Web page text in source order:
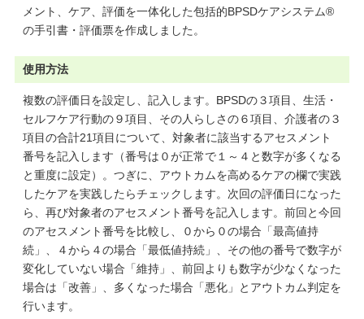
メント、ケア、評価を一体化した包括的BPSDケアシステム®
の手引書・評価票を作成しました。
使用方法
複数の評価日を設定し、記入します。BPSDの３項目、生活・
セルフケア行動の９項目、その人らしさの６項目、介護者の３
項目の合計21項目について、対象者に該当するアセスメント
番号を記入します（番号は０が正常で１～４と数字が多くなる
と重度に設定）。つぎに、アウトカムを高めるケアの欄で実践
したケアを実践したらチェックします。次回の評価日になった
ら、再び対象者のアセスメント番号を記入します。前回と今回
のアセスメント番号を比較し、０から０の場合「最高値持
続」、４から４の場合「最低値持続」、その他の番号で数字が
変化していない場合「維持」、前回よりも数字が少なくなった
場合は「改善」、多くなった場合「悪化」とアウトカム判定を
行います。